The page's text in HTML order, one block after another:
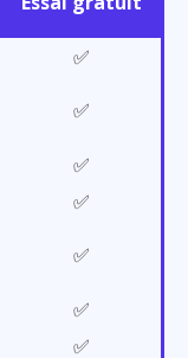
✅
✅
✅
✅
✅
✅
✅